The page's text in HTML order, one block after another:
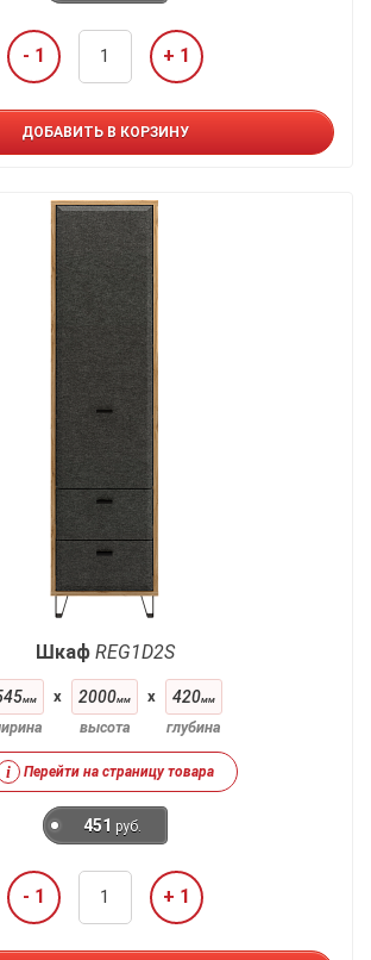
- 1 + 1
ДОБАВИТЬ В КОРЗИНУ
Шкаф REG1D2S
мм x 2000мм
высота
x 420мм
глубина
i Перейти на страницу товара
451 руб.
- 1 + 1